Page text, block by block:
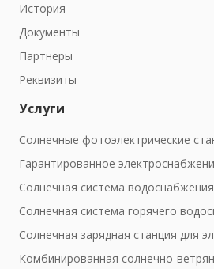
История
Документы
Партнеры
Реквизиты
Услуги
Солнечные фотоэлектрические
Гарантированное
Солнечная система водоснабжения
Солнечная система горячего
Солнечная зарядная станция для
Комбинированная солнечно-